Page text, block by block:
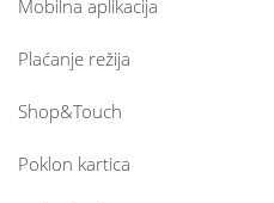
Mobilna aplikacija
Plaćanje režija
Shop&Touch
Poklon kartica